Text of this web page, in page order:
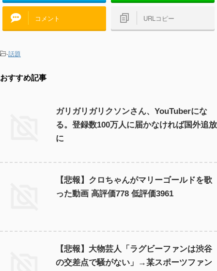
コメント URLコピー
-話題
おすすめ記事
ガリガリガリクソンさん、YouTuberにな
る。登録数100万人に届かなければ国外追放
に
【悲報】クロちゃんがマリーゴールドを歌
った動画 高評価778 低評価3961
【悲報】大物芸人「ラグビーファンは渋谷
の交差点で騒がない」→某スポーツファン